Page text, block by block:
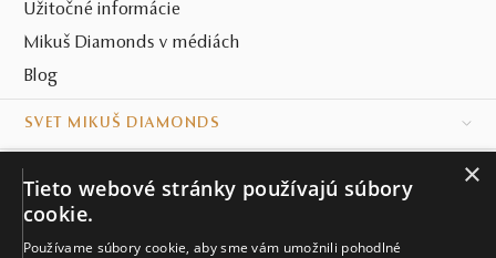
Užitočné informácie
Mikuš Diamonds v médiách
Blog
SVET MIKUŠ DIAMONDS
KONTAKT
×
Tieto webové stránky používajú súbory
cookie.
Používame súbory cookie, aby sme vám umožnili pohodlné